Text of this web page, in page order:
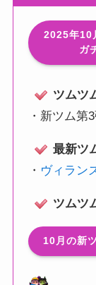
2025年10
ガ
ツムツ
・ 新ツム第
最新ツ
・ ヴィラン
ツムツ
10月の新